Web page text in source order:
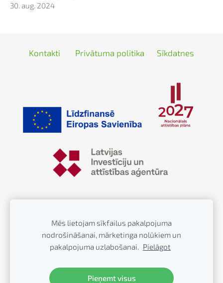
30. aug. 2024
Kontakti Privātuma politika Sīkdatnes
Jelgavā
Kraviniekiem.lv – interneta veikals kraviniekiem
(kravas auto aksesuāri un piederumi)
Mēs lietojam sīkfailus pakalpojuma
nodrošināšanai, mārketinga nolūkiem un
pakalpojuma uzlabošanai. Pielāgot
Pieņemt visus